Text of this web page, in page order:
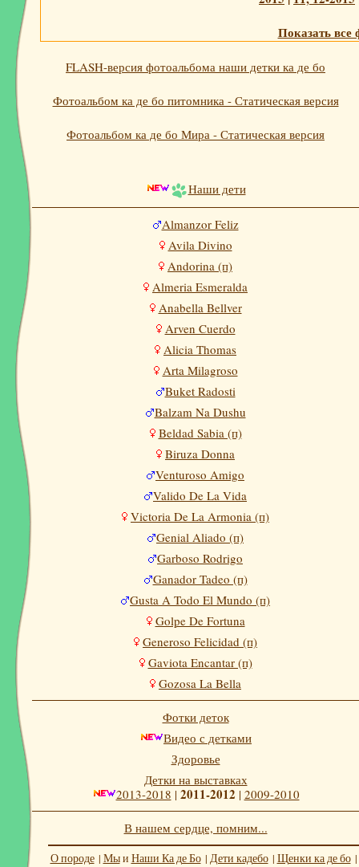
Показать все
FLASH-версия фотоальбома наши детки ка де бо
Фотоальбом ка де бо питомника - Статическая версия
Фотоальбом ка де бо Мира - Статическая версия
Наши дети
Almanzor Feliz
Avila Divino
Andorina (п)
Almeria Esmeralda
Anabella Bellver
Arven Cuerdo
Alicia Thomas
Arta Milagroso
Buket Radosti
Balzam Na Dushu
Beldad Sabia (п)
Biruza Donna
Venturoso Amigo
Valido De La Vida
Victoria De La Armonia (п)
Genial Aliado (п)
Garboso Rodrigo
Ganador Tadeo (п)
Gusta A Todo El Mundo (п)
Golpe De Fortuna
Generoso Felicidad (п)
Gaviota Encantar (п)
Gozosa La Bella
Фотки деток
Видео с детками
Здоровье
Детки на выставках
2013-2018 | 2011-2012 | 2009-2010
В нашем сердце, помним...
О породе| Мыи Наши Ка де Бо| Дети кадебо| Щенки ка де бо|